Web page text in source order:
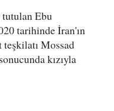
Ebu
tarihinde İran'ın
Mossad
kızıyla